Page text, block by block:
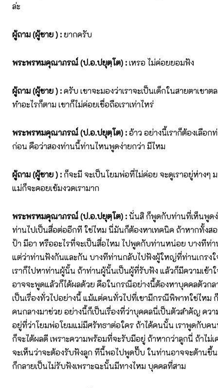
ล่ะ
ผู้ถาม (ผู้ชาย ) :ยากครับ
พระพรหมคุณาภรณ์ (ป.อ.ปยุตฺโต) :เหรอ ไม่ค่อยยอมฟัง
ผู้ถาม (ผู้ชาย ) :ครับ เขาจะมองว่าเราจะเป็นเด็กในสายตาเขา
ทำอะไรก็ตาม เขาก็ไม่ค่อยเชื่อถือเราเท่าไหร่
พระพรหมคุณาภรณ์ (ป.อ.ปยุตฺโต) :อ้าว อย่างนี้เราก็ต้องเลือ
ก่อน คือว่าสองท่านนี้ท่านไหนพูดง่ายกว่า มีไหม
ผู้ถาม (ผู้ชาย ) :ก็จะมี จะเป็นโยมพ่อที่ไม่ค่อย จะดูเราอยู่ห่างๆ
แม่ก็จะคอยเข้มงวดเรามาก
พระพรหมคุณาภรณ์ (ป.อ.ปยุตฺโต) :นั่นสิ ก็พูดกับท่านที่เห็นพูด
ท่านไปเป็นสื่อต่ออีกที ใช่ไหม นี่มันก็ต้องหาเทคนิค ถ้าหากทั้งสอ
ป้า มีอา หรืออะไรที่จะเป็นสื่อไหม ไปพูดกับท่านหน่อย บางทีท่า
แต่ว่าท่านฟังกันและกัน บางทีท่านกลับไปฟังผู้ใหญ่ที่ท่านเกรงใ
เราก็ไปหาท่านผู้นั้น ถ้าท่านผู้นั้นเป็นผู้ที่รับฟัง แล้วก็มีความเข้าใ
อาจจะพูดแล้วก็ได้ผลด้วย คือในกรณีอย่างนี้ต้องหาบุคคลตัวกล
เป็นเรื่องทั่วไปอย่างนี้ แม้แต่คนทั่วไปที่เขามีกรณีพิพาทใช่ไหม
คนกลางมาช่วย อย่างนี้ก็เป็นเรื่องที่ว่าบุคคลนี่เป็นตัวสำคัญ คว
อยู่ที่ว่าโยมพ่อโยมแม่มีศรัทธาต่อใคร ถ้าได้คนนั้น เราพูดกับค
ก็จะได้ผลดี เพราะความพร้อมที่จะรับมีอยู่ ถ้าหากว่าลูกนี่ ถ้าไม่
จะเห็นว่าจะต้องรับฟังลูก ทีนี้พอไปพูดปั๊บ ในท่านอาจจะต้านขึ้
ก็กลายเป็นไม่รับฟังเพราะฉะนั้นมีทางไหม บุคคลที่สาม